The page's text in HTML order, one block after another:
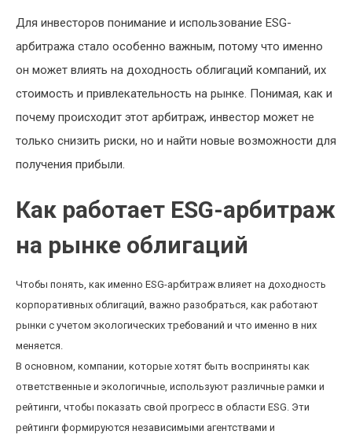
Для инвесторов понимание и использование ESG-
арбитража стало особенно важным, потому что именно
он может влиять на доходность облигаций компаний, их
стоимость и привлекательность на рынке. Понимая, как и
почему происходит этот арбитраж, инвестор может не
только снизить риски, но и найти новые возможности для
получения прибыли.
Как работает ESG-арбитраж
на рынке облигаций
Чтобы понять, как именно ESG-арбитраж влияет на доходность
корпоративных облигаций, важно разобраться, как работают
рынки с учетом экологических требований и что именно в них
меняется.
В основном, компании, которые хотят быть восприняты как
ответственные и экологичные, используют различные рамки и
рейтинги, чтобы показать свой прогресс в области ESG. Эти
рейтинги формируются независимыми агентствами и